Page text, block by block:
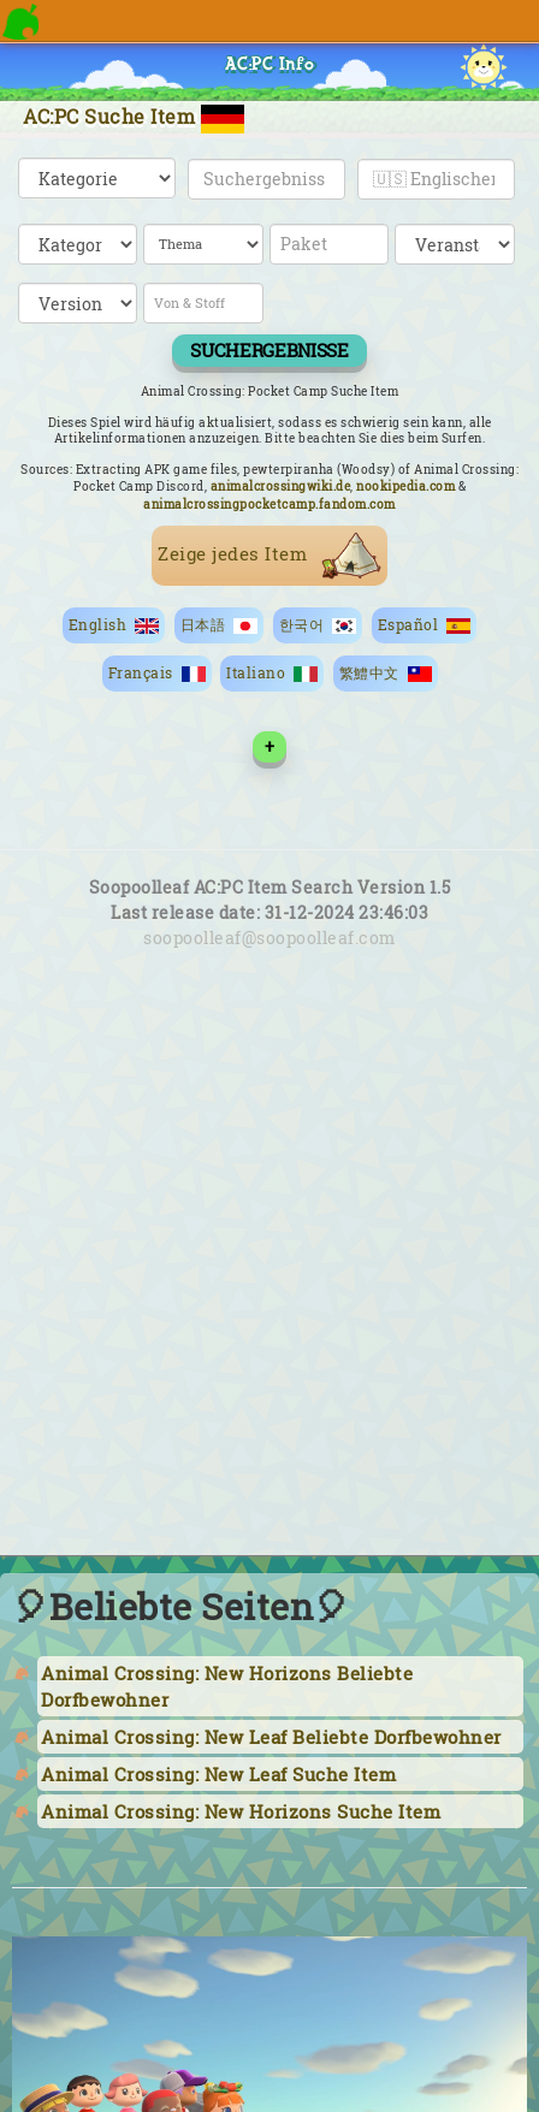
AC:PC Info
AC:PC Suche Item
SUCHERGEBNISSE
Animal Crossing: Pocket Camp Suche Item
Dieses Spiel wird häufig aktualisiert, sodass es schwierig sein kann, alle
Artikelinformationen anzuzeigen. Bitte beachten Sie dies beim Surfen.
Sources: Extracting APK game files, pewterpiranha (Woodsy) of Animal Crossing:
Pocket Camp Discord, animalcrossingwiki.de, nookipedia.com &
animalcrossingpocketcamp.fandom.com
Zeige jedes Item
English 日本語 한국어 Español
Français Italiano 繁鱧中文
+
Soopoolleaf AC:PC Item Search Version 1.5
Last release date: 31-12-2024 23:46:03
soopoolleaf@soopoolleaf.com
🎈Beliebte Seiten🎈
Animal Crossing: New Horizons Beliebte
Dorfbewohner
Animal Crossing: New Leaf Beliebte Dorfbewohner
Animal Crossing: New Leaf Suche Item
Animal Crossing: New Horizons Suche Item